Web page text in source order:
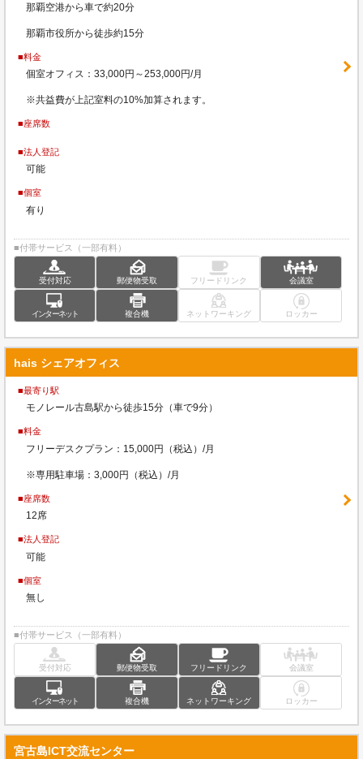
那覇空港から車で約20分
那覇市役所から徒歩約15分
■料金
個室オフィス：33,000円～253,000円/月
※共益費が上記室料の10%加算されます。
■座席数
■法人登記
可能
■個室
有り
■付帯サービス（一部有料）
受付対応 郵便物受取 フリードリンク 会議室
インターネット 複合機 ネットワーキング ロッカー
hais シェアオフィス
■最寄り駅
モノレール古島駅から徒歩15分（車で9分）
■料金
フリーデスクプラン：15,000円（税込）/月
※専用駐車場：3,000円（税込）/月
■座席数
12席
■法人登記
可能
■個室
無し
■付帯サービス（一部有料）
受付対応 郵便物受取 フリードリンク 会議室
インターネット 複合機 ネットワーキング ロッカー
宮古島ICT交流センター